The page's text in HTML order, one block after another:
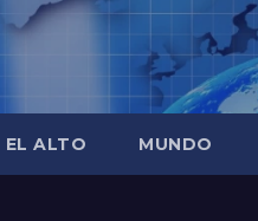
EL ALTO MUNDO